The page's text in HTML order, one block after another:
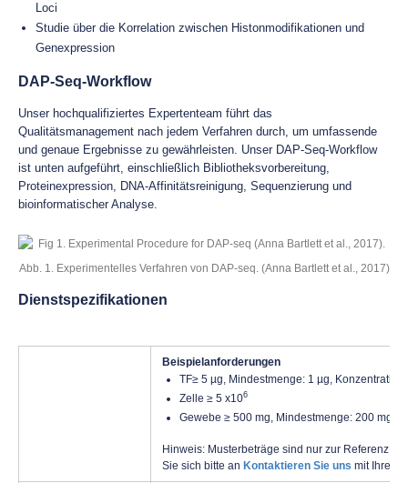
Loci
Studie über die Korrelation zwischen Histonmodifikationen und
Genexpression
DAP-Seq-Workflow
Unser hochqualifiziertes Expertenteam führt das
Qualitätsmanagement nach jedem Verfahren durch, um umfassende
und genaue Ergebnisse zu gewährleisten. Unser DAP-Seq-Workflow
ist unten aufgeführt, einschließlich Bibliotheksvorbereitung,
Proteinexpression, DNA-Affinitätsreinigung, Sequenzierung und
bioinformatischer Analyse.
Abb. 1. Experimentelles Verfahren von DAP-seq. (Anna Bartlett et al., 2017)
Dienstspezifikationen
Beispielanforderungen
TF≥ 5 µg, Mindestmenge: 1 µg,
Zelle ≥ 5 x106
Gewebe ≥ 500 mg, Mindestmenge: 200 mg
Hinweis: Musterbeträge sind nur zur Referenz
Sie sich bitte an Kontaktieren Sie uns mit Ihren